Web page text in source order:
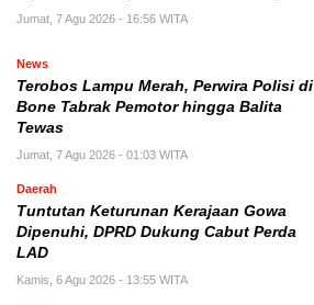
Jumat, 7 Agu 2026 - 16:56 WITA
News
Terobos Lampu Merah, Perwira Polisi di
Bone Tabrak Pemotor hingga Balita
Tewas
Jumat, 7 Agu 2026 - 01:03 WITA
Daerah
Tuntutan Keturunan Kerajaan Gowa
Dipenuhi, DPRD Dukung Cabut Perda
LAD
Kamis, 6 Agu 2026 - 13:55 WITA